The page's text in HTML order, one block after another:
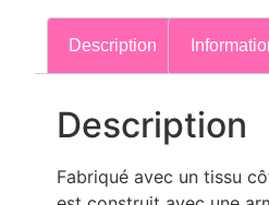
Description
Description
Fabriqué avec un tissu